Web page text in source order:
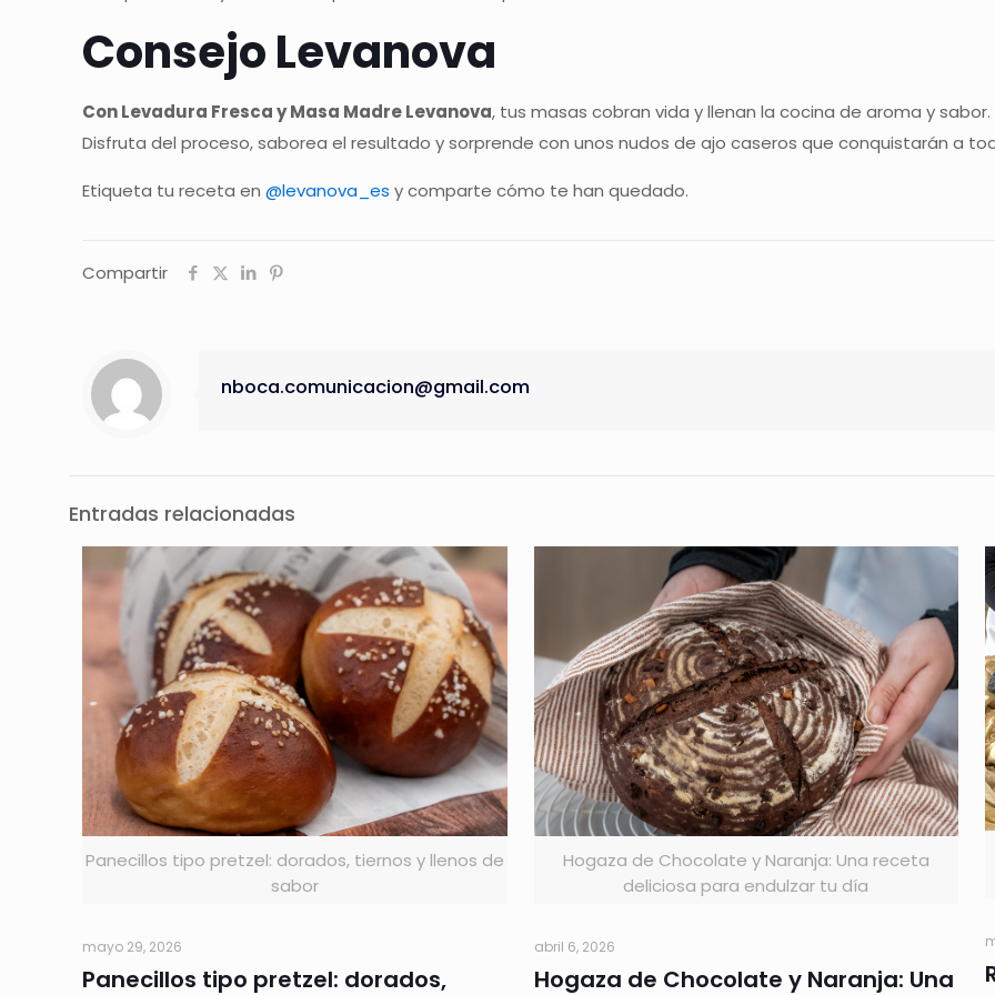
Consejo Levanova
Con Levadura Fresca y Masa Madre Levanova, tus masas cobran vida y llenan la cocina de aroma y sabor.
Disfruta del proceso, saborea el resultado y sorprende con unos nudos de ajo caseros que conquistarán a
Etiqueta tu receta en@levanova_es y comparte cómo te han quedado.
Compartir
nboca.comunicacion@gmail.com
Entradas relacionadas
Panecillos tipo pretzel: dorados, tiernos y llenos de
sabor
mayo 29, 2026
Panecillos tipo pretzel: dorados,
Hogaza de Chocolate y Naranja: Una receta
deliciosa para endulzar tu día
abril 6, 2026
Hogaza de Chocolate y Naranja: Una